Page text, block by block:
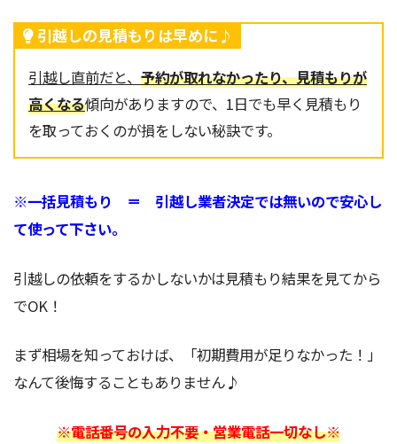
引越しの見積もりは早めに♪
引越し直前だと、 予約が取れなかったり、見積もりが
高くなる傾向がありますので、1日でも早く見積もり
を取っておくのが損をしない秘訣です。
※一括見積もり ＝ 引越し業者決定では無いので安心し
て使って下さい。
引越しの依頼をするかしないかは見積もり結果を見てから
でOK！
まず相場を知っておけば、「初期費用が足りなかった！」
なんて後悔することもありません♪
※電話番号の入力不要・営業電話一切なし※